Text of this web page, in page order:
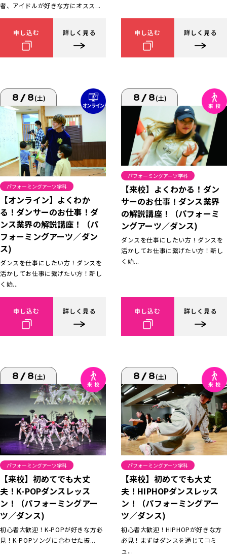
者、アイドルが好きな方にオスス...
申し込む 詳しく見る 申し込む 詳しく見る
8/8(土)
パフォーミングアーツ学科
【オンライン】よくわか
る！ダンサーのお仕事！ダ
ンス業界の解説講座！（パ
フォーミングアーツ／ダン
ス)
ダンスを仕事にしたい方！ダンスを
活かしてお仕事に繋げたい方！新し
く始...
申し込む 詳しく見る
8/8(土)
パフォーミングアーツ学科
【来校】よくわかる！ダン
サーのお仕事！ダンス業界
の解説講座！（パフォーミ
ングアーツ／ダンス)
ダンスを仕事にしたい方！ダンスを
活かしてお仕事に繋げたい方！新し
く始...
申し込む 詳しく見る
8/8(土)
パフォーミングアーツ学科
【来校】初めてでも大丈
夫！K-POPダンスレッス
ン！（パフォーミングアー
ツ／ダンス)
初心者大歓迎！K-POPが好きな方必
見！K-POPソングに合わせた振...
8/8(土)
パフォーミングアーツ学科
【来校】初めてでも大丈
夫！HIPHOPダンスレッス
ン！（パフォーミングアー
ツ／ダンス)
初心者大歓迎！HIPHOPが好きな方
必見！まずはダンスを通じてコミ
ュ...